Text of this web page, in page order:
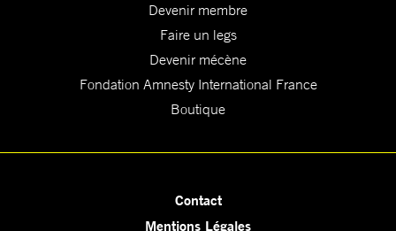
Devenir membre
Faire un legs
Devenir mécène
Fondation Amnesty International France
Boutique
Contact
Mentions Légales